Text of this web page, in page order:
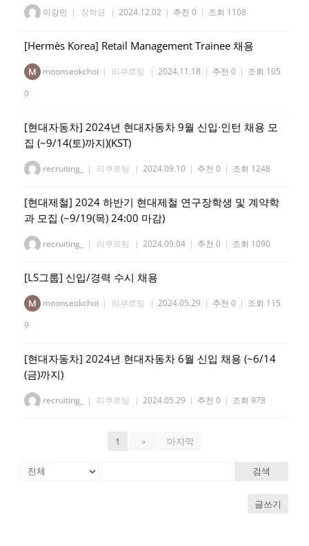
이강민 | 장학금 | 2024.12.02 | 추천 0 | 조회 1108
[Hermès Korea] Retail Management Trainee 채용
moonseokchoi | 리쿠르팅 | 2024.11.18 | 추천 0 | 조회 105
0
[현대자동차] 2024년 현대자동차 9월 신입∙인턴 채용 모
집 (~9/14(토)까지)(KST)
recruiting_ | 리쿠르팅 | 2024.09.10 | 추천 0 | 조회 1248
[현대제철] 2024 하반기 현대제철 연구장학생 및 계약학
과 모집 (~9/19(목) 24:00 마감)
recruiting_ | 리쿠르팅 | 2024.09.04 | 추천 0 | 조회 1090
[LS그룹] 신입/경력 수시 채용
moonseokchoi | 리쿠르팅 | 2024.05.29 | 추천 0 | 조회 115
9
[현대자동차] 2024년 현대자동차 6월 신입 채용 (~6/14
(금)까지)
recruiting_ | 리쿠르팅 | 2024.05.29 | 추천 0 | 조회 978
1 » 마지막
검색
글쓰기